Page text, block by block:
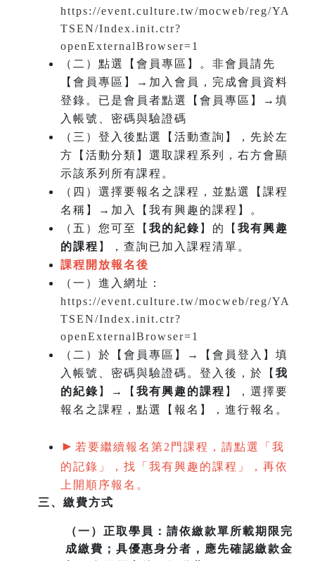
https://event.culture.tw/mocweb/reg/YA
TSEN/Index.init.ctr?
openExternalBrowser=1
（二）點選【會員專區】。非會員請先
【會員專區】→加入會員，完成會員資料
登錄。已是會員者點選【會員專區】→填
入帳號、密碼與驗證碼
（三）登入後點選【活動查詢】，先於左
方【活動分類】選取課程系列，右方會顯
示該系列所有課程。
（四）選擇要報名之課程，並點選【課程
名稱】→加入【我有興趣的課程】。
（五）您可至【 我的紀錄 】的【 我有興趣
的課程 】，查詢已加入課程清單。
課程開放報名後
（一） 進入網址：
https://event.culture.tw/mocweb/reg/YA
TSEN/Index.init.ctr?
openExternalBrowser=1
（二）於【會員專區】→【會員登入】填
入帳號、密碼與驗證碼。登入後，於【 我
的紀錄 】→【 我有興趣的課程 】，選擇要
報名之課程，點選【報名】，進行報名。
► 若要繼續報名第2門課程，請點選「我
的記錄」，找「我有興趣的課程」，再依
上開順序報名。
三、繳費方式
（一） 正取學員：請依繳款單所載期限完
成繳費；具優惠身分者，應先確認繳款金